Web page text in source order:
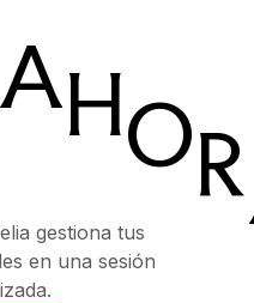
AHOR
gestiona tus
en una sesión